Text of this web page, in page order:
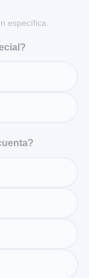
específica.